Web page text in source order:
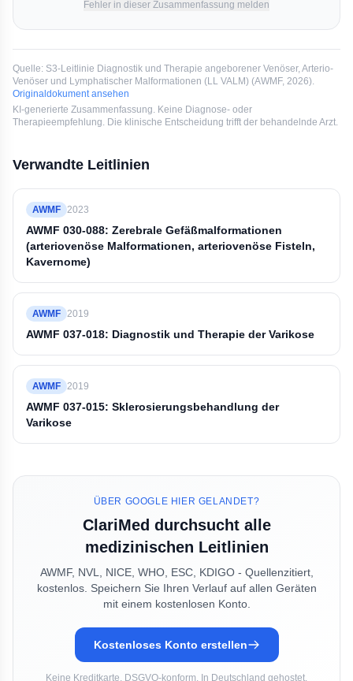
Fehler in dieser Zusammenfassung melden
Quelle: S3-Leitlinie Diagnostik und Therapie angeborener Venöser, Arterio-
Venöser und Lymphatischer Malformationen (LL VALM) (AWMF, 2026).
Originaldokument ansehen
KI-generierte Zusammenfassung. Keine Diagnose- oder
Therapieempfehlung. Die klinische Entscheidung trifft der behandelnde Arzt.
Verwandte Leitlinien
AWMF 2023
AWMF 030-088: Zerebrale Gefäßmalformationen
(arteriovenöse Malformationen, arteriovenöse Fisteln,
Kavernome)
AWMF 2019
AWMF 037-018: Diagnostik und Therapie der Varikose
AWMF 2019
AWMF 037-015: Sklerosierungsbehandlung der
Varikose
ÜBER GOOGLE HIER GELANDET?
ClariMed durchsucht alle
medizinischen Leitlinien
AWMF, NVL, NICE, WHO, ESC, KDIGO - Quellenzitiert,
kostenlos. Speichern Sie Ihren Verlauf auf allen Geräten
mit einem kostenlosen Konto.
Kostenloses Konto erstellen
Keine Kreditkarte. DSGVO-konform. In Deutschland gehostet.